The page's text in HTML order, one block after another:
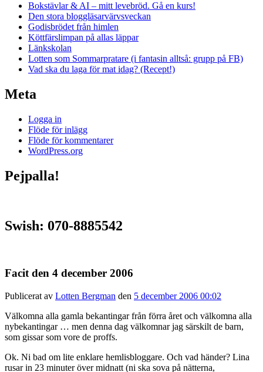
Bokstävlar & AI – mitt levebröd. Gå en kurs!
Den stora bloggläsarvärvsveckan
Godisbrödet från himlen
Köttfärslimpan på allas läppar
Länkskolan
Lotten som Sommarpratare (i fantasin alltså: grupp på FB)
Vad ska du laga för mat idag? (Recept!)
Meta
Logga in
Flöde för inlägg
Flöde för kommentarer
WordPress.org
Pejpalla!
Swish: 070-8885542
Facit den 4 december 2006
Publicerat av Lotten Bergman den 5 december 2006 00:02
Välkomna alla gamla bekantingar från förra året och välkomna alla
nybekantingar … men denna dag välkomnar jag särskilt de barn,
som gissar som vore de proffs.
Ok. Ni bad om lite enklare hemlisbloggare. Och vad händer? Lina
rusar in 23 minuter över midnatt (ni ska sova på nätterna,